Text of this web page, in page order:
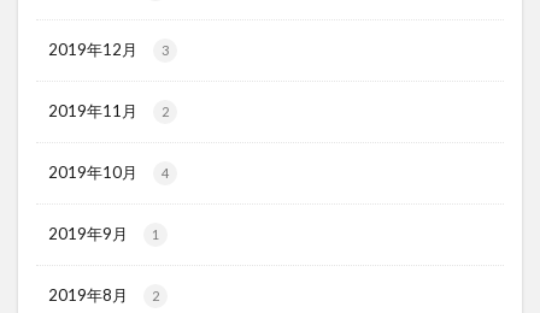
2019年12月 3
2019年11月 2
2019年10月 4
2019年9月 1
2019年8月 2